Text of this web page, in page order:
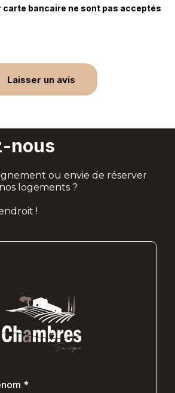
carte bancaire ne sont pas acceptés
Laisser un avis
nous
ou envie de réserver
logements ?
!
*